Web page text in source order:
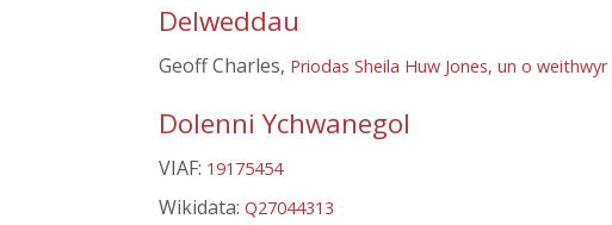
Delweddau
Geoff Charles, Priodas Sheila Huw Jones, un o
Dolenni Ychwanegol
VIAF: 19175454
Wikidata: Q27044313